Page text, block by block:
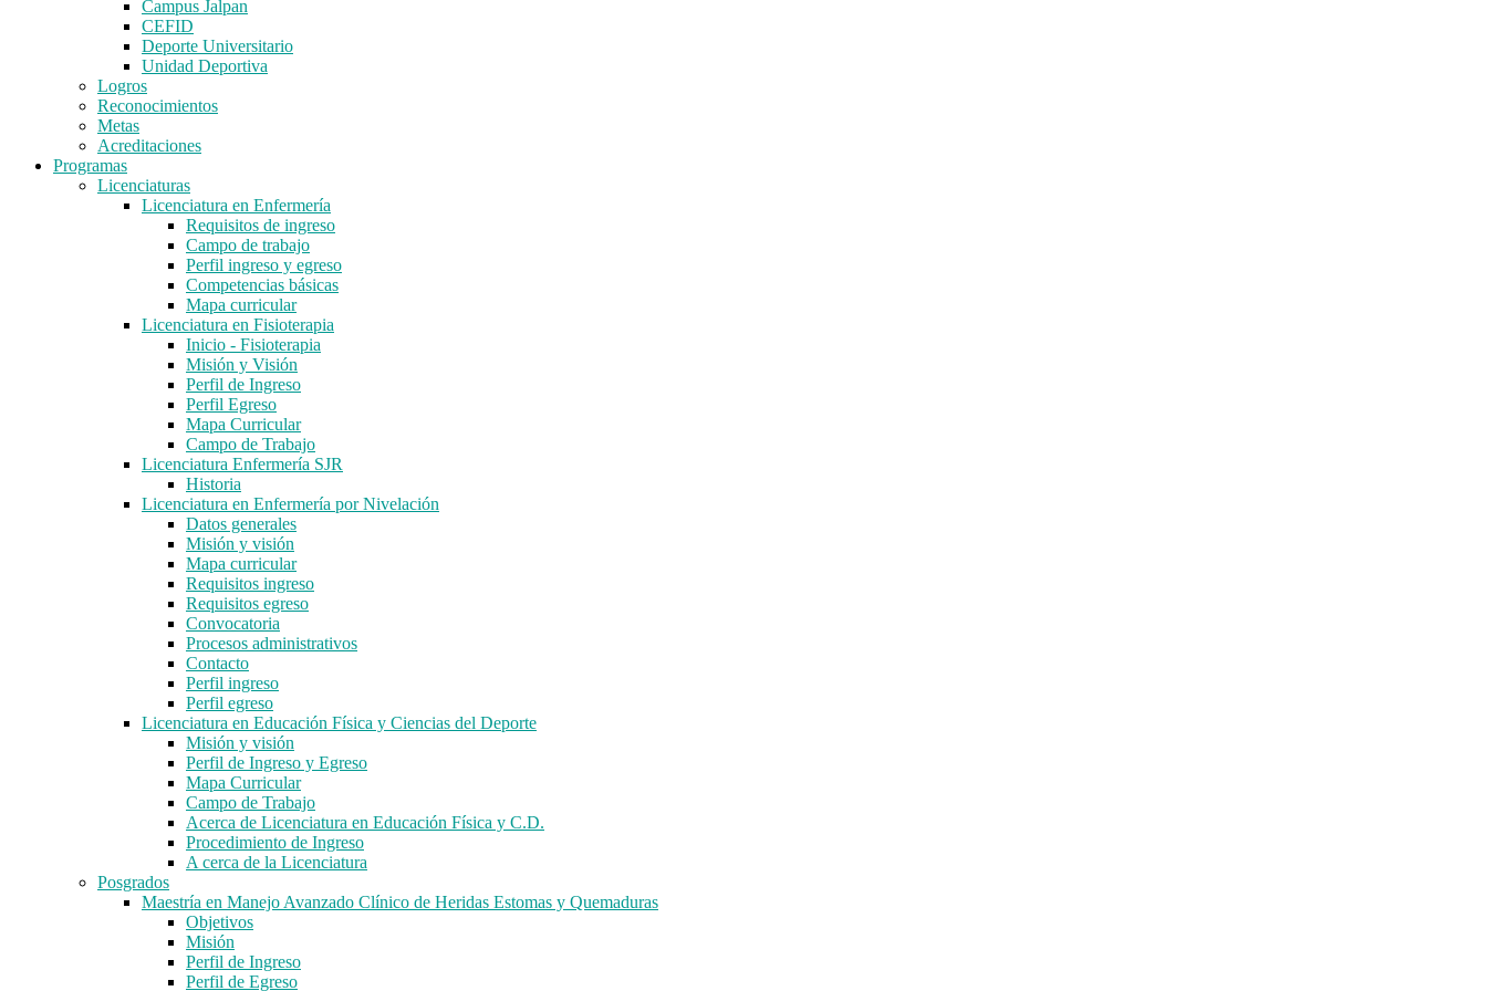
Campus Jalpan
CEFID
Deporte Universitario
Unidad Deportiva
Logros
Reconocimientos
Metas
Acreditaciones
Programas
Licenciaturas
Licenciatura en Enfermería
Requisitos de ingreso
Campo de trabajo
Perfil ingreso y egreso
Competencias básicas
Mapa curricular
Licenciatura en Fisioterapia
Inicio - Fisioterapia
Misión y Visión
Perfil de Ingreso
Perfil Egreso
Mapa Curricular
Campo de Trabajo
Licenciatura Enfermería SJR
Historia
Licenciatura en Enfermería por Nivelación
Datos generales
Misión y visión
Mapa curricular
Requisitos ingreso
Requisitos egreso
Convocatoria
Procesos administrativos
Contacto
Perfil ingreso
Perfil egreso
Licenciatura en Educación Física y Ciencias del Deporte
Misión y visión
Perfil de Ingreso y Egreso
Mapa Curricular
Campo de Trabajo
Acerca de Licenciatura en Educación Física y C.D.
Procedimiento de Ingreso
A cerca de la Licenciatura
Posgrados
Maestría en Manejo Avanzado Clínico de Heridas Estomas y Quemaduras
Objetivos
Misión
Perfil de Ingreso
Perfil de Egreso